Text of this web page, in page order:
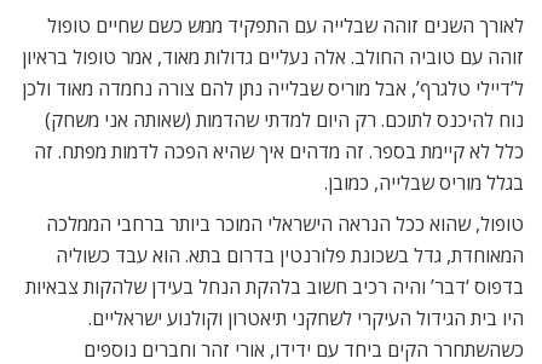
לאורך השנים זוהה שבלייה עם התפקיד ממש כשם שחיים טופול
זוהה עם טוביה החולב. אלה נעליים גדולות מאוד, אמר טופול בראיון
ל’דיילי טלגרף’, אבל מוריס שבלייה נתן להם צורה נחמדה מאוד ולכן
נוח להיכנס לתוכם. רק היום למדתי שהדמות (שאותה אני משחק)
כלל לא קיימת בספר. זה מדהים איך שהיא הפכה לדמות מפתח. זה
בגלל מוריס שבלייה, כמובן.
טופול, שהוא ככל הנראה הישראלי המוכר ביותר ברחבי הממלכה
המאוחדת, גדל בשכונת פלורנטין בדרום בתא. הוא עבד כשוליה
בדפוס ‘דבר’ והיה רכיב חשוב בלהקת הנחל בעידן שלהקות צבאיות
היו בית הגידול העיקרי לשחקני תיאטרון וקולנוע ישראליים.
כשהשתחרר הקים ביחד עם ידידו, אורי זהר וחברים נוספים